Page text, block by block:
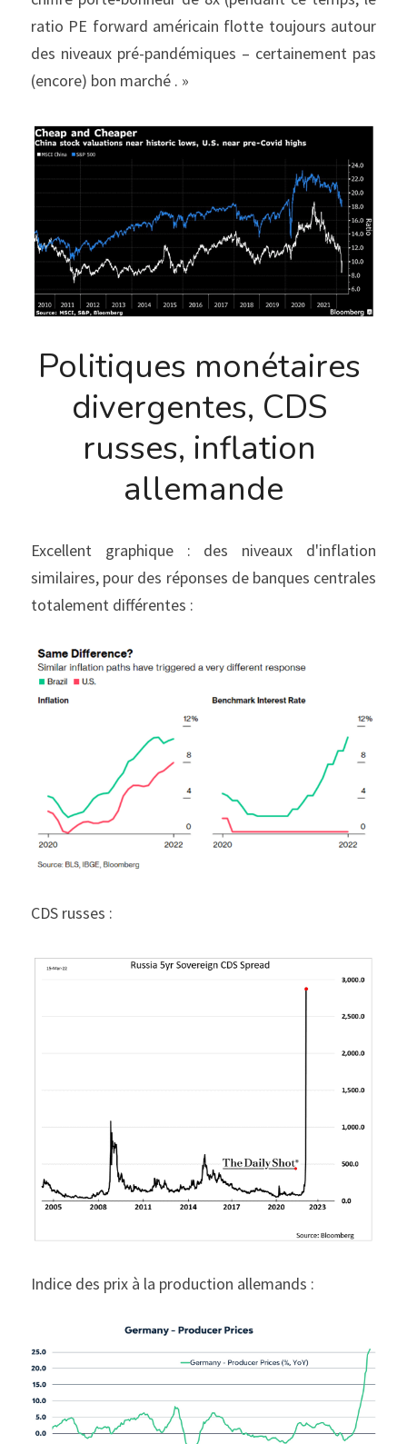
ratio PE forward américain flotte toujours autour
des niveaux pré-pandémiques – certainement pas
(encore) bon marché . »
Politiques monétaires
divergentes, CDS
russes, inflation
allemande
Excellent graphique : des niveaux d'inflation
similaires, pour des réponses de banques centrales
totalement différentes :
CDS russes :
Indice des prix à la production allemands :